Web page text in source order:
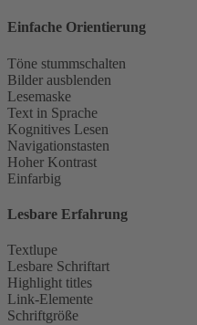
Einfache Orientierung
Töne stummschalten
Bilder ausblenden
Lesemaske
Text in Sprache
Kognitives Lesen
Navigationstasten
Hoher Kontrast
Einfarbig
Lesbare Erfahrung
Textlupe
Lesbare Schriftart
Highlight titles
Link-Elemente
Schriftgröße